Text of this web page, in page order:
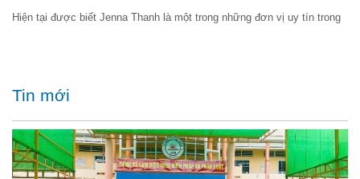
Hiện tại được biết Jenna Thanh là một trong những đơn vị uy tín trong
Tin mới